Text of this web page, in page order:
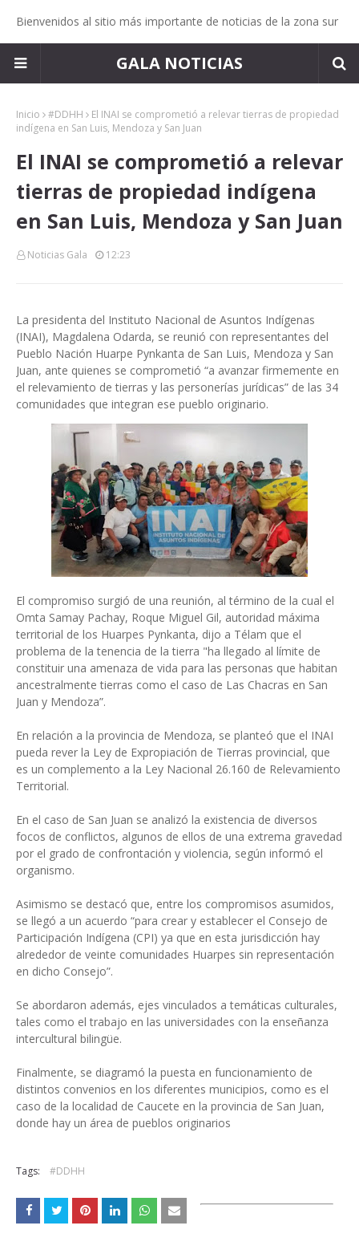
Bienvenidos al sitio más importante de noticias de la zona sur
GALA NOTICIAS
Inicio #DDHH
El INAI se comprometió a relevar tierras de propiedad
indígena en San Luis, Mendoza y San Juan
El INAI se comprometió a relevar
tierras de propiedad indígena
en San Luis, Mendoza y San Juan
Noticias Gala 12:23
La presidenta del Instituto Nacional de Asuntos Indígenas
(INAI), Magdalena Odarda, se reunió con representantes del
Pueblo Nación Huarpe Pynkanta de San Luis, Mendoza y San
Juan, ante quienes se comprometió “a avanzar firmemente en
el relevamiento de tierras y las personerías jurídicas” de las 34
comunidades que integran ese pueblo originario.
El compromiso surgió de una reunión, al término de la cual el
Omta Samay Pachay, Roque Miguel Gil, autoridad máxima
territorial de los Huarpes Pynkanta, dijo a Télam que el
problema de la tenencia de la tierra "ha llegado al límite de
constituir una amenaza de vida para las personas que habitan
ancestralmente tierras como el caso de Las Chacras en San
Juan y Mendoza”.
En relación a la provincia de Mendoza, se planteó que el INAI
pueda rever la Ley de Expropiación de Tierras provincial, que
es un complemento a la Ley Nacional 26.160 de Relevamiento
Territorial.
En el caso de San Juan se analizó la existencia de diversos
focos de conflictos, algunos de ellos de una extrema gravedad
por el grado de confrontación y violencia, según informó el
organismo.
Asimismo se destacó que, entre los compromisos asumidos,
se llegó a un acuerdo “para crear y establecer el Consejo de
Participación Indígena (CPI) ya que en esta jurisdicción hay
alrededor de veinte comunidades Huarpes sin representación
en dicho Consejo”.
Se abordaron además, ejes vinculados a temáticas culturales,
tales como el trabajo en las universidades con la enseñanza
intercultural bilingüe.
Finalmente, se diagramó la puesta en funcionamiento de
distintos convenios en los diferentes municipios, como es el
caso de la localidad de Caucete en la provincia de San Juan,
donde hay un área de pueblos originarios
Tags: #DDHH